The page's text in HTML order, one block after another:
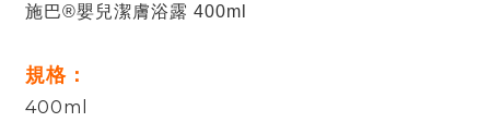
施巴®嬰兒潔膚浴露 400ml
規格：
400ml